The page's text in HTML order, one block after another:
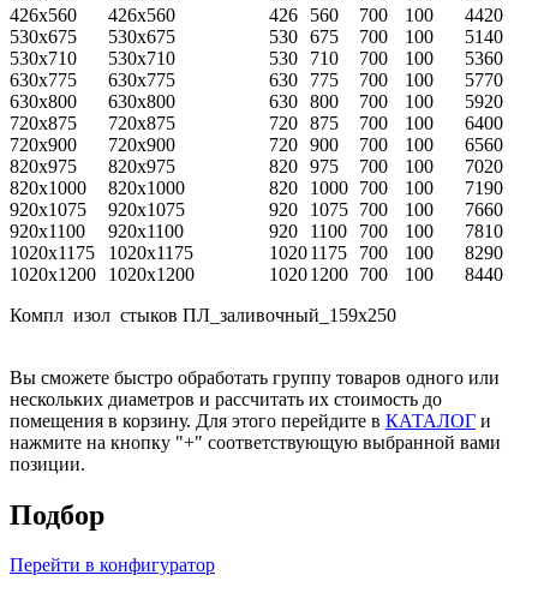
426х560
426х560 426 560 700 100
4420
530х675
530х675 530 675 700 100
5140
530х710
530х710 530 710 700 100
5360
630х775
630х775 630 775 700 100
5770
630х800
630х800 630 800 700 100
5920
720х875
720х875 720 875 700 100
6400
720х900
720х900 720 900 700 100
6560
820х975
820х975 820 975 700 100
7020
820х1000
820х1000 820 1000 700 100
7190
920х1075
920х1075 920 1075 700 100
7660
920х1100
920х1100 920 1100 700 100
7810
1020х1175
1020х1175 10201175 700 100
8290
1020х1200
1020х1200 10201200 700 100
8440
Компл изол стыков ПЛ_заливочный_159х250
Вы сможете быстро обработать группу товаров одного или
нескольких диаметров и расcчитать их стоимость до
помещения в корзину. Для этого перейдите в КАТАЛОГ и
нажмите на кнопку "+" соответствующую выбранной вами
позиции.
Подбор
Перейти в конфигуратор